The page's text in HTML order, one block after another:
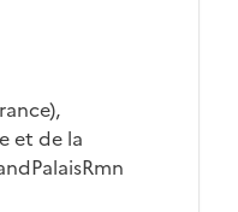
et de la